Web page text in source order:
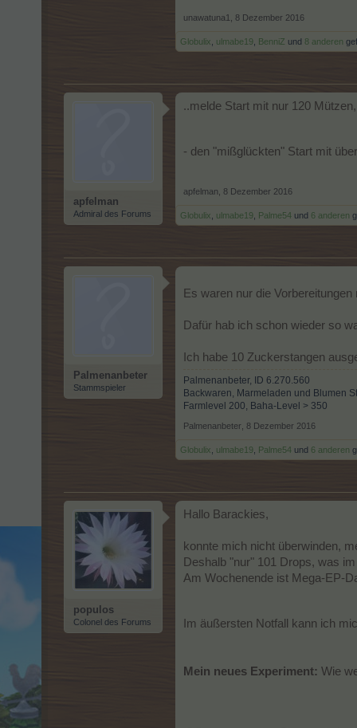
unawatuna1 8 Dezember 2016
Globulix ulmabe19 BenniZ und 8 anderen
apfelman
Admiral des Forums
..melde Start mit nur 120
- den "mißglückten" Start mit
apfelman 8 Dezember 2016
Globulix ulmabe19 Palme54 und 6 anderen
Palmenanbeter
Stammspieler
Es waren nur die
Dafür hab ich schon wieder so
Ich habe 10 Zuckerstangen
Palmenanbeter, ID 6.270.560
Backwaren, Marmeladen und Blumen
Farmlevel 200, Baha-Level > 350
Palmenanbeter 8 Dezember 2016
Globulix ulmabe19 Palme54 und 6 anderen
populos
Colonel des Forums
Hallo Barackies,
konnte mich nicht überwinden,
Deshalb "nur" 101 Drops, was
Am Wochenende ist Mega-EP-
Im äußersten Notfall kann ich
Mein neues Experiment: Wie